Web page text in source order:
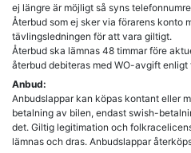
ej längre är möjligt så syns
Återbud som ej sker via förarens konto
tävlingsledningen för att vara giltigt.
Återbud ska lämnas 48 timmar före
återbud debiteras med WO-avgift
Anbud:
Anbudslappar kan köpas kontant eller
betalning av bilen, endast swish-
det. Giltig legitimation och
lämnas och dras. Anbudslappar